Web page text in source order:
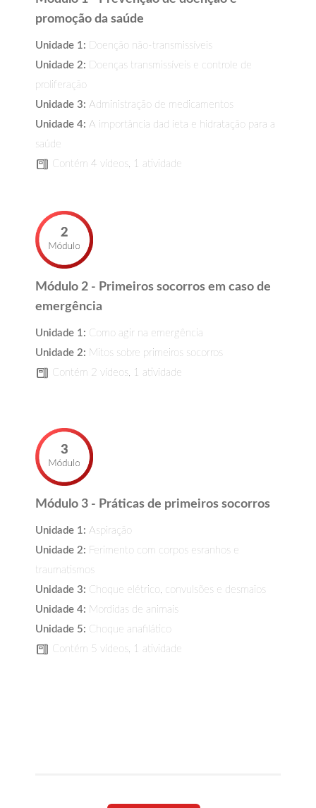
promoção da saúde
Unidade 1: Doenção não-transmissíveis
Unidade 2: Doenças transmissíveis e controle de
proliferação
Unidade 3: Administração de medicamentos
Unidade 4: A importância dad ieta e hidratação para a
saúde
Contém 4 vídeos, 1 atividade
Módulo 2 - Primeiros socorros em caso de
emergência
Unidade 1: Como agir na emergência
Unidade 2: Mitos sobre primeiros socorros
Contém 2 vídeos, 1 atividade
Módulo 3 - Práticas de primeiros socorros
Unidade 1: Aspiração
Unidade 2: Ferimento com corpos esranhos e
traumatismos
Unidade 3: Choque elétrico, convulsões e desmaios
Unidade 4: Mordidas de animais
Unidade 5: Choque anafilático
Contém 5 vídeos, 1 atividade